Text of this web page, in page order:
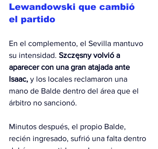
Lewandowski que cambió
el partido
En el complemento, el Sevilla mantuvo
su intensidad. Szczęsny volvió a
aparecer con una gran atajada ante
Isaac, y los locales reclamaron una
mano de Balde dentro del área que el
árbitro no sancionó.
Minutos después, el propio Balde,
recién ingresado, sufrió una falta dentro